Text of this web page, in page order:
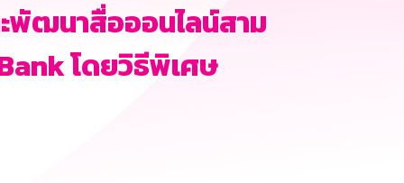
พัฒนาสื่อออนไลน์สาม
โดยวิธีพิเศษ